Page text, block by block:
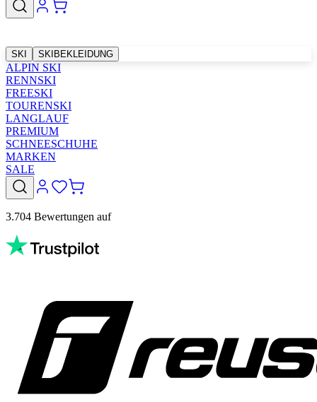
SKI SKIBEKLEIDUNG
ALPIN SKI
RENNSKI
FREESKI
TOURENSKI
LANGLAUF
PREMIUM
SCHNEESCHUHE
MARKEN
SALE
3.704 Bewertungen auf